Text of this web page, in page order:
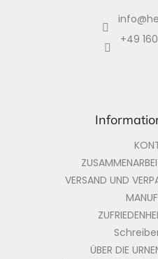
info@
+49
VERSAND UND
ÜBER DIE